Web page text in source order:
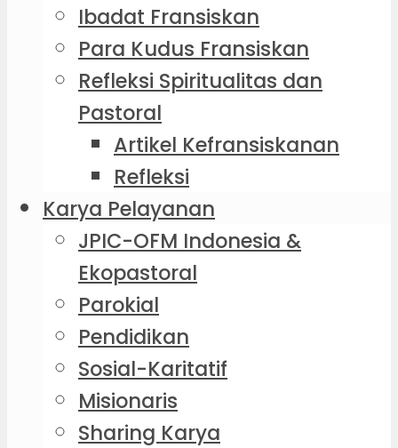
Ibadat Fransiskan
Para Kudus Fransiskan
Refleksi Spiritualitas dan
Pastoral
Artikel Kefransiskanan
Refleksi
Karya Pelayanan
JPIC-OFM Indonesia &
Ekopastoral
Parokial
Pendidikan
Sosial-Karitatif
Misionaris
Sharing Karya